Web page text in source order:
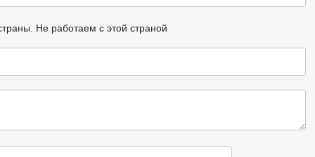
Не работаем с этой страной